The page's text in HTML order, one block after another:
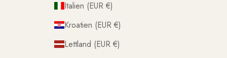
Italien (EUR €)
Kroatien (EUR €)
Lettland (EUR €)